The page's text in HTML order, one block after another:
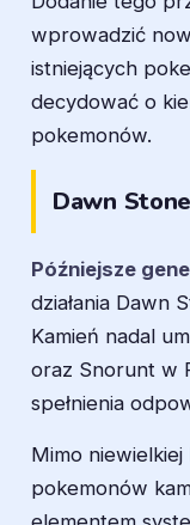
wprowadzić
istniejących
decydować o
pokemonów.
Dawn
Późniejsze
działania Dawn
Kamień nadal
oraz Snorunt w
spełnienia
Mimo
pokemonów